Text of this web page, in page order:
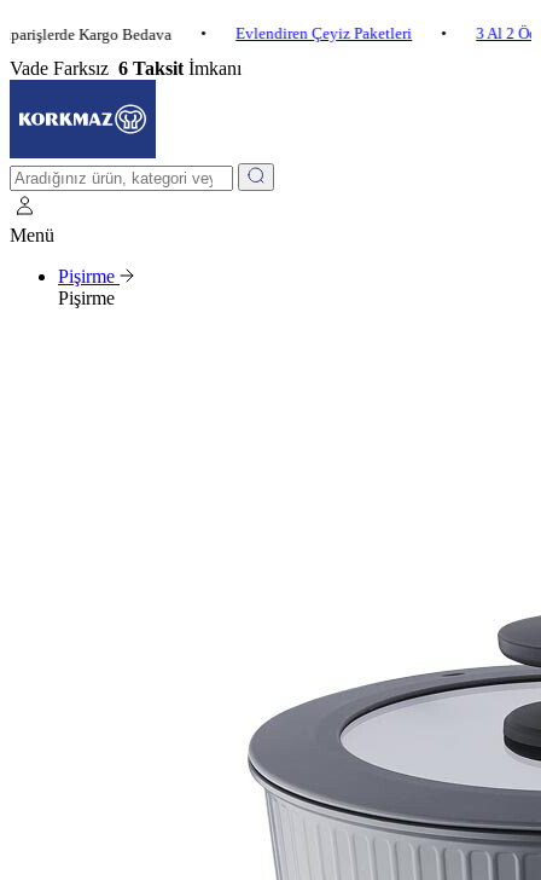
Kargo Bedava • Evlendiren Çeyiz Paketleri • 3 Al 2 Öde
Vade Farksız 6 Taksit İmkanı
Menü
Pişirme
Pişirme